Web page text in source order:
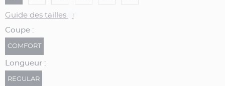
Guide des tailles i
Coupe :
COMFORT
Longueur :
REGULAR